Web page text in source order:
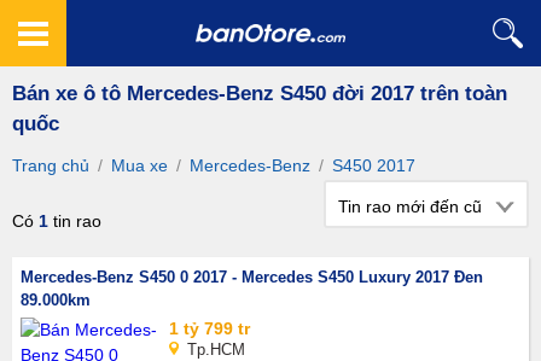
Bán xe ô tô Mercedes-Benz S450 đời 2017 trên toàn
quốc
Trang chủ / Mua xe / Mercedes-Benz / S450 2017
Có 1 tin rao
Tin rao mới đến cũ
Mercedes-Benz S450 0 2017 - Mercedes S450 Luxury 2017 Đen
89.000km
1 tỷ 799 tr
Tp.HCM